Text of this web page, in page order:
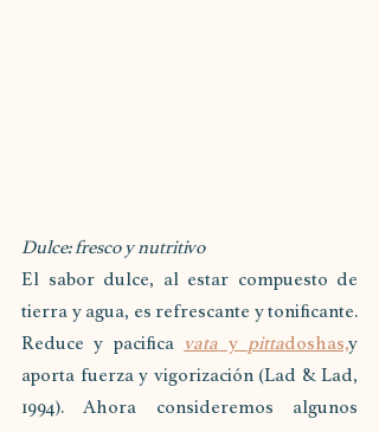
Dulce: fresco y nutritivo
El sabor dulce, al estar compuesto de
tierra y agua, es refrescante y tonificante.
Reduce y pacifica vata y pittadoshas,y
aporta fuerza y vigorización (Lad & Lad,
1994). Ahora consideremos algunos